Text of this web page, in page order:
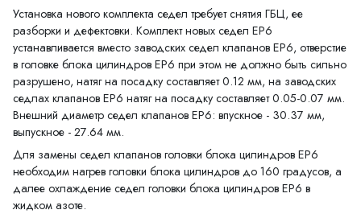
Установка нового комплекта седел требует снятия ГБЦ, ее
разборки и дефектовки. Комплект новых седел EP6
устанавливается вместо заводских седел клапанов EP6, отверстие
в головке блока цилиндров EP6 при этом не должно быть сильно
разрушено, натяг на посадку составляет 0.12 мм, на заводских
седлах клапанов EP6 натяг на посадку составляет 0.05-0.07 мм.
Внешний диаметр седел клапанов EP6: впускное - 30.37 мм,
выпускное - 27.64 мм.
Для замены седел клапанов головки блока цилиндров EP6
необходим нагрев головки блока цилиндров до 160 градусов, а
далее охлаждение седел головки блока цилиндров EP6 в
жидком азоте.